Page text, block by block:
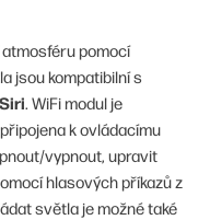
pomocí
jsou kompatibilní s
. WiFi modul je
k ovládacímu
vypnout, upravit
hlasových příkazů z
světla je možné také